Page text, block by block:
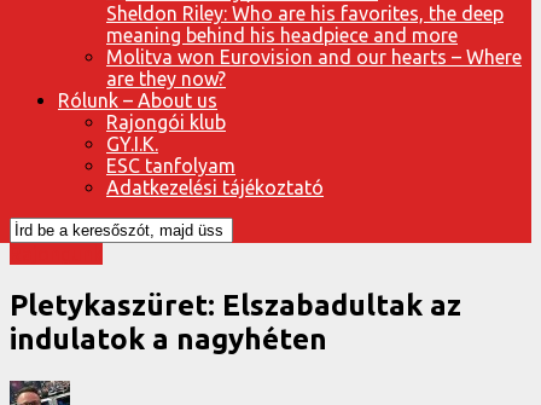
Sheldon Riley: Who are his favorites, the deep
meaning behind his headpiece and more
Molitva won Eurovision and our hearts – Where
are they now?
Rólunk – About us
Rajongói klub
GY.I.K.
ESC tanfolyam
Adatkezelési tájékoztató
Pletykaszüret: Elszabadultak az
indulatok a nagyhéten